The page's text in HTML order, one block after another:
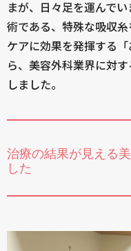
まが、日々足を運んで
術である、特殊な吸収
ケアに効果を発揮する
ら、美容外科業界に対
しました。
治療の結果が見える
した